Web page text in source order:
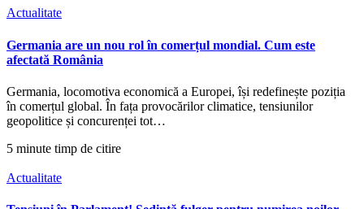
Actualitate
Germania are un nou rol în comerțul mondial. Cum este
afectată România
Germania, locomotiva economică a Europei, își redefinește poziția
în comerțul global. În fața provocărilor climatice, tensiunilor
geopolitice și concurenței tot…
5 minute timp de citire
Actualitate